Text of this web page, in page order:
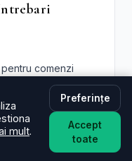
comenzi
checkout poți
de disponibilitate.
disponibilă
mult.
Preferințe
Accept
toate